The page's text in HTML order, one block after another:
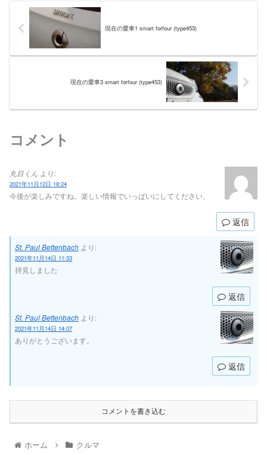
メーカーとは思えない強いオリジナリティと美しさを両立させている
と思う。トヨタを始め多くの国産メーカーのデザインにまったく納得
が出来ない私にとって、スズキのクルマを見かけることが効果的な精
神安定剤となっている。 さて最近のスズキのデザインに私が注目し
始めた最初のクルマは、2010年9月に発表された3代目スイフトスポ
ーツだった。ボリューム感のあるベースボディを欧州流スポーツモデ
ル化の定石に従ってドレスアップ。塗装の質感向上もあり、200万円
前後で買えるようなコンパクトスポーツには見えないところに惹かれ
た。 次に注目したのは、2014年12月に登場した8代目アルト。その
ボディラインは、正に往年のフロンテクーペを彷彿とさせ、女性ユー
ザーも多いだろう軽自動車にもかかわらず、男臭さがプンプンと感じ
られるクルマとなっていた。6代目、7代目が丸を基調としたソフト
発表の約1年前の2014年1月に大ヒットモデルハスラーが登場してい
るが、実は私的にはピクリともこなかったことを告白する。ハスラー
を見たときに思い出したのがダイハツネイキッドだったのだが、その
た。ホントに雰囲気だけのクルマに見えたのだ。ただしその考えは間
違っていたことが、2台目ハスラー登場後に判明したのだが、その話
はいずれまたしましょう。 そして2016年2月にイグニスが発表。同年
12月にはスイフトも発表された。で、このスイフトのデザインなん
ルと比べボリューム感はなくなっているし、ストレートが強調されて
いたウエストラインは変な抑揚が付いてしまった。おまけにCピラー
がしらっちゃけてみすぼらしくなると確信しました。また2016年3月
に発表されていたバレーノとの共通点もいくつか感じられ、私の中で
失敗デザイン確定となりました。 ところが1年経ち、2年経った頃、
このスイフト（スポーツ）が段々格好良く見えてきました。これは非
常に珍しいことです。国産車の場合、だいたい最初は格好良く見えて
も時が経つにつれて陳腐化し、格好悪くなる。スイフトは従来の国産
車のパターンと違いました。現在でもスイフトのデザインは国産車ナ
ンバー1だと思いますし、今のところは新型スイフトよりも良いデザ
インだと感じています。
現在の愛車1 smart forfour (type453)
現在の愛車3 smart forfour (type453)
コメント
丸目くん より:
2021年11月12日 18:24
今後が楽しみですね。楽しい情報でいっぱいにしてください。
返信
St. Paul Bettenbach より:
2021年11月14日 11:33
拝見しました
返信
St. Paul Bettenbach より:
2021年11月14日 14:07
ありがとうございます。
返信
コメントを書き込む
ホーム クルマ